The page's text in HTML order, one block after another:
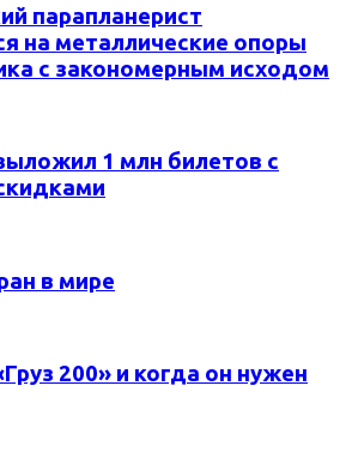
парапланерист
на металлические опоры
с закономерным исходом
1 млн билетов с
в мире
200» и когда он нужен